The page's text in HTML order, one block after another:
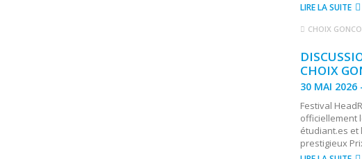
LIRE LA SUITE
CHOIX
CHOIX
30 MAI 2026
Festival
officiellement
étudiant.es et
prestigieux